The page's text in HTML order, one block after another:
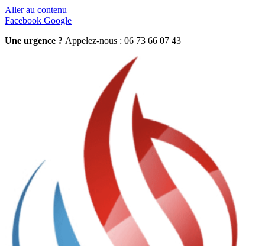
Aller au contenu
Facebook Google
Une urgence ? Appelez-nous : 06 73 66 07 43